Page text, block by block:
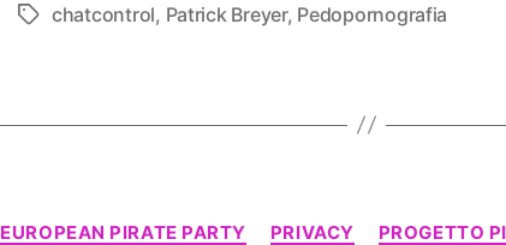
Tag chatcontrol, Patrick Breyer, Pedopornografia
Categorie
EUROPEAN PIRATE PARTY PRIVACY PROGETTO